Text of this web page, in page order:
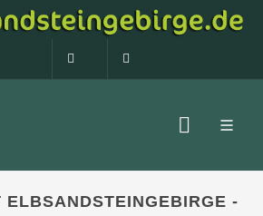
0160 99873408
ELBSANDSTEINGEBIRGE -